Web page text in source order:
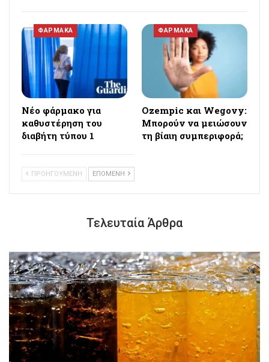
ΦΑΡΜΑΚΑ
Νέο φάρμακο για
καθυστέρηση του
διαβήτη τύπου 1
ΦΑΡΜΑΚΑ
Ozempic και Wegovy:
Μπορούν να μειώσουν
τη βίαιη συμπεριφορά;
ΠΡΟΗΓΟΥΜΕΝΗ ΕΠΟΜΕΝΗ
Τελευταία Άρθρα